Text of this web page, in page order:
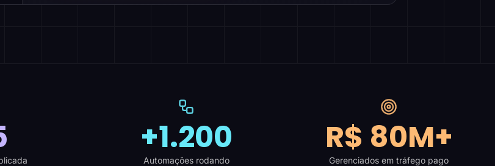
+1.200
Automações rodando
R$ 80M+
Gerenciados em tráfego pago